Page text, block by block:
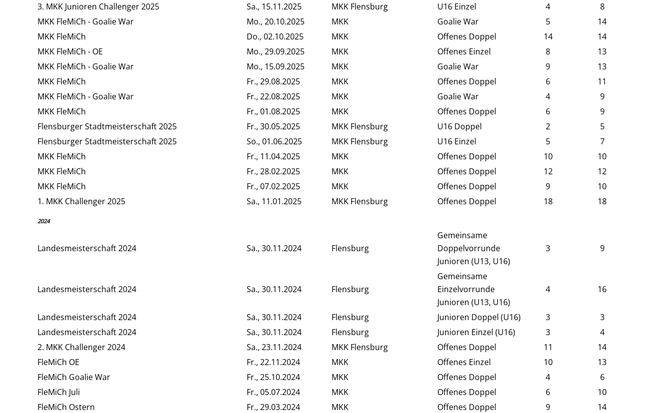
3. MKK Junioren Challenger 2025
Sa., 15.11.2025 MKK Flensburg U16 Einzel 4
8
MKK FleMiCh - Goalie War
Mo., 20.10.2025 MKK Goalie War 5
14
MKK FleMiCh
Do., 02.10.2025 MKK Offenes Doppel 14
14
MKK FleMiCh - OE
Mo., 29.09.2025 MKK Offenes Einzel 8
13
MKK FleMiCh - Goalie War
Mo., 15.09.2025 MKK Goalie War 9
13
MKK FleMiCh
Fr., 29.08.2025 MKK Offenes Doppel 6
11
MKK FleMiCh - Goalie War
Fr., 22.08.2025 MKK Goalie War 4
9
MKK FleMiCh
Fr., 01.08.2025 MKK Offenes Doppel 6
9
Flensburger Stadtmeisterschaft 2025
Fr., 30.05.2025 MKK Flensburg U16 Doppel 2
5
Flensburger Stadtmeisterschaft 2025
So., 01.06.2025 MKK Flensburg U16 Einzel 5
7
MKK FleMiCh
Fr., 11.04.2025 MKK Offenes Doppel 10
10
MKK FleMiCh
Fr., 28.02.2025 MKK Offenes Doppel 12
12
MKK FleMiCh
Fr., 07.02.2025 MKK Offenes Doppel 9
10
1. MKK Challenger 2025
Sa., 11.01.2025 MKK Flensburg Offenes Doppel 18 18
2024
Landesmeisterschaft 2024 Sa., 30.11.2024 Flensburg
Gemeinsame
Doppelvorrunde
Junioren (U13, U16)
3 9
Landesmeisterschaft 2024 Sa., 30.11.2024 Flensburg
Gemeinsame
Einzelvorrunde
Junioren (U13, U16)
4 16
Landesmeisterschaft 2024 Sa., 30.11.2024 Flensburg Junioren Doppel (U16) 3
3
Landesmeisterschaft 2024
Sa., 30.11.2024 Flensburg Junioren Einzel (U16) 3
4
2. MKK Challenger 2024
Sa., 23.11.2024 MKK Flensburg Offenes Doppel 11
14
FleMiCh OE
Fr., 22.11.2024 MKK Offenes Einzel 10
13
FleMiCh Goalie War
Fr., 25.10.2024 MKK Offenes Doppel 4
6
FleMiCh Juli
Fr., 05.07.2024 MKK Offenes Doppel 6
10
FleMiCh Ostern
Fr., 29.03.2024 MKK Offenes Doppel 9
14